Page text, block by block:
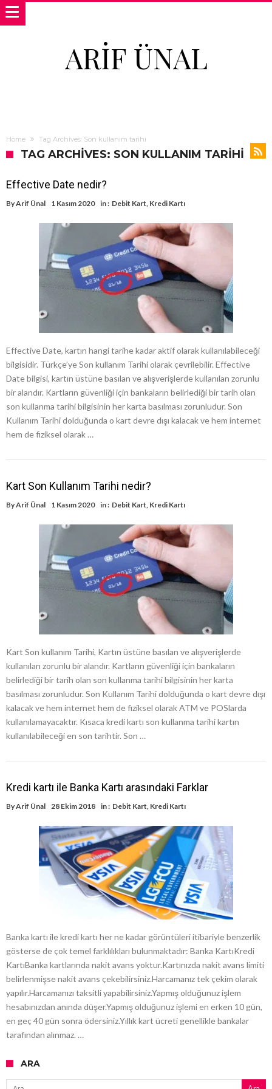
ARIF ÜNAL
Home Tag Archives: Son kullanım tarihi
TAG ARCHIVES: SON KULLANIM TARIHI
Effective Date nedir?
ByArif Ünal 1 Kasım 2020 in : Debit Kart, Kredi Kartı
Effective Date, kartın hangi tarihe kadar aktif olarak kullanılabileceği
bilgisidir. Türkçe’ye Son kullanım Tarihi olarak çevrilebilir. Effective
Date bilgisi, kartın üstüne basılan ve alışverişlerde kullanılan zorunlu
bir alandır. Kartların güvenliği için bankaların belirlediği bir tarih olan
son kullanma tarihi bilgisinin her karta basılması zorunludur. Son
Kullanım Tarihi dolduğunda o kart devre dışı kalacak ve hem internet
hem de fiziksel olarak …
Kart Son Kullanım Tarihi nedir?
ByArif Ünal 1 Kasım 2020 in : Debit Kart, Kredi Kartı
Kart Son kullanım Tarihi, Kartın üstüne basılan ve alışverişlerde
kullanılan zorunlu bir alandır. Kartların güvenliği için bankaların
belirlediği bir tarih olan son kullanma tarihi bilgisinin her karta
basılması zorunludur. Son Kullanım Tarihi dolduğunda o kart devre dışı
kalacak ve hem internet hem de fiziksel olarak ATM ve POSlarda
kullanılamayacaktır. Kısaca kredi kartı son kullanma tarihi kartın
kullanılabileceği en son tarihtir. Son …
Kredi kartı ile Banka Kartı arasındaki Farklar
ByArif Ünal 28 Ekim 2018 in : Debit Kart, Kredi Kartı
Banka kartı ile kredi kartı her ne kadar görüntüleri itibariyle benzerlik
gösterse de çok temel farklılıkları bulunmaktadır: Banka KartıKredi
KartıBanka kartlarında nakit avans yoktur.Kartınızda nakit avans limiti
belirlenmişse nakit avans çekebilirsiniz.Harcamanız tek çekim olarak
yapılır.Harcamanızı taksitli yapabilirsiniz.Yapmış olduğunuz işlem
hesabınızdan anında düşer.Yapmış olduğunuz işlemi en erken 10 gün,
en geç 40 gün sonra ödersiniz.Yıllık kart ücreti genellikle bankalar
tarafından alınmaz. …
ARA
Arama: